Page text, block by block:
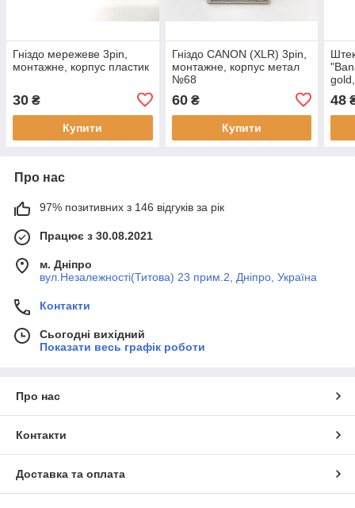
Гніздо мережеве 3pin,
монтажне, корпус пластик
30 ₴
Купити
Гніздо CANON (XLR) 3pin,
монтажне, корпус метал
№68
60₴
Купити
48
Про нас
97% позитивних з 146 відгуків за рік
Працює з 30.08.2021
м. Дніпро
вул.Незалежності(Титова) 23 прим.2, Дніпро, Україна
Контакти
Сьогодні вихідний
Показати весь графік роботи
Про нас
Контакти
Доставка та оплата